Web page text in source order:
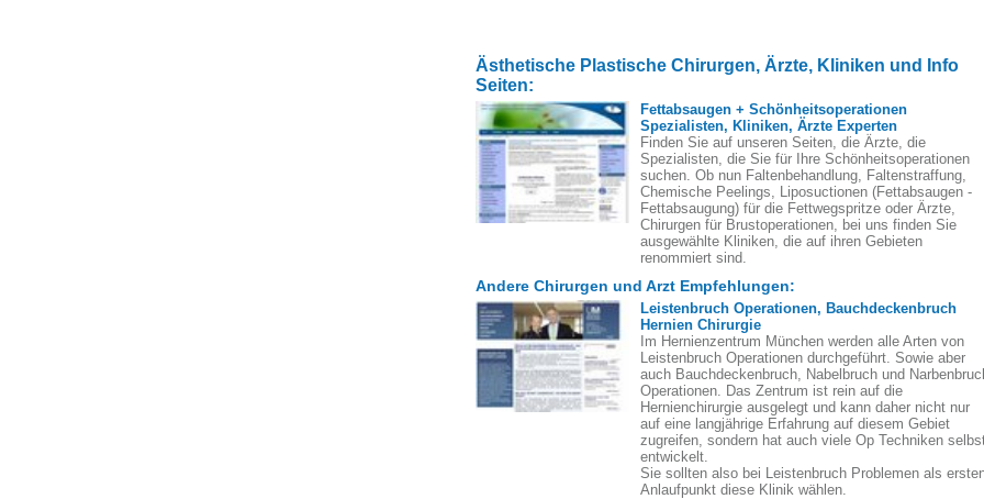
Ästhetische Plastische Chirurgen, Ärzte, Kliniken und Info
Seiten:
Fettabsaugen + Schönheitsoperationen
Spezialisten, Kliniken, Ärzte Experten
Finden Sie auf unseren Seiten, die Ärzte, die
Spezialisten, die Sie für Ihre Schönheitsoperationen
suchen. Ob nun Faltenbehandlung, Faltenstraffung,
Chemische Peelings, Liposuctionen (Fettabsaugen -
Fettabsaugung) für die Fettwegspritze oder Ärzte,
Chirurgen für Brustoperationen, bei uns finden Sie
ausgewählte Kliniken, die auf ihren Gebieten
renommiert sind.
Andere Chirurgen und Arzt Empfehlungen:
Leistenbruch Operationen, Bauchdeckenbruch
Hernien Chirurgie
Im Hernienzentrum München werden alle Arten von
Leistenbruch Operationen durchgeführt. Sowie aber
auch Bauchdeckenbruch, Nabelbruch und
Operationen. Das Zentrum ist rein auf die
Hernienchirurgie ausgelegt und kann daher nicht nur
auf eine langjährige Erfahrung auf diesem Gebiet
zugreifen, sondern hat auch viele Op Techniken
entwickelt.
Sie sollten also bei Leistenbruch Problemen als
Anlaufpunkt diese Klinik wählen.